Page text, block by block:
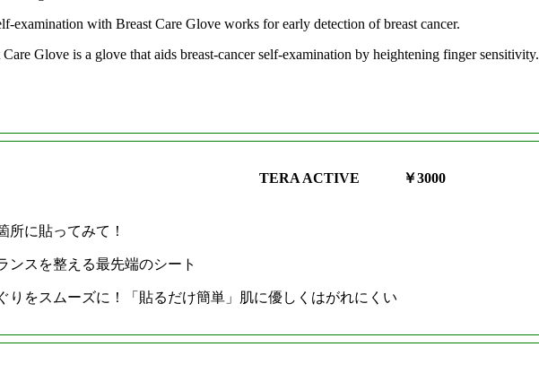
examination with Breast Care Glove works for early detection of breast cancer.
Care Glove is a glove that aids breast-cancer self-examination by heightening finger sensitivity.
TERA ACTIVE ￥3000
所に貼ってみて！
ンスを整える最先端のシート
りをスムーズに！「貼るだけ簡単」肌に優しくはがれにくい